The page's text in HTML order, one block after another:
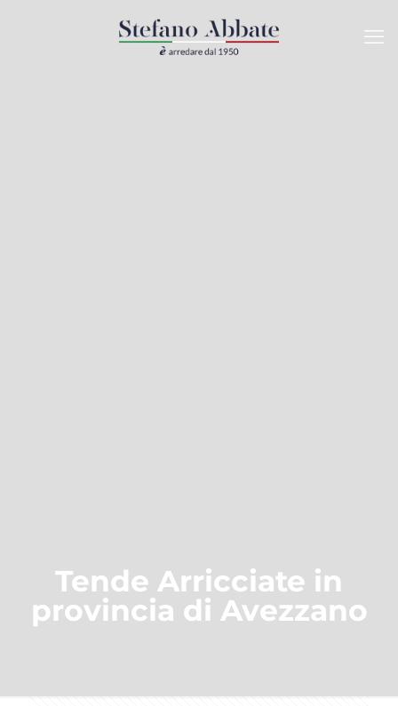
Tende Arricciate in
provincia di Avezzano